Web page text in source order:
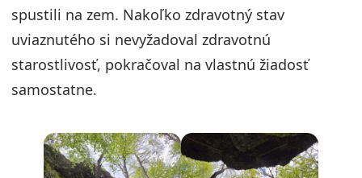
spustili na zem. Nakoľko zdravotný stav
uviaznutého si nevyžadoval zdravotnú
starostlivosť, pokračoval na vlastnú žiadosť
samostatne.